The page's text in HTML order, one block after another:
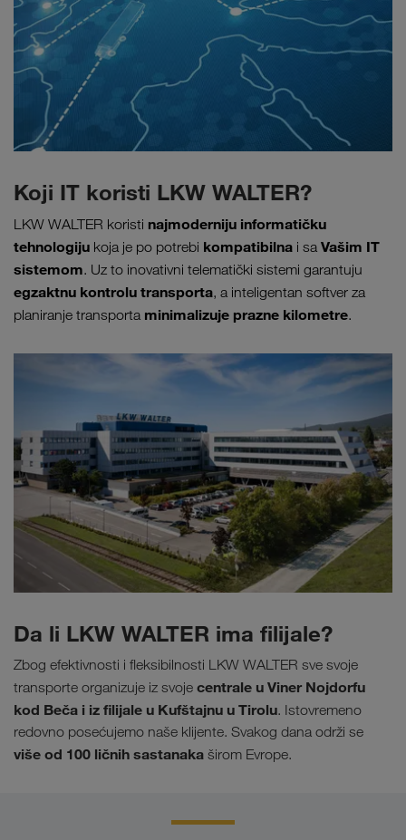
Koji IT koristi LKW WALTER?
LKW WALTER koristi najmoderniju informatičku
tehnologiju koja je po potrebi kompatibilna i sa Vašim IT
sistemom. Uz to inovativni telematički sistemi garantuju
egzaktnu kontrolu transporta, a inteligentan softver za
planiranje transporta minimalizuje prazne kilometre.
Da li LKW WALTER ima filijale?
Zbog efektivnosti i fleksibilnosti LKW WALTER sve svoje
transporte organizuje iz svoje centrale u Viner Nojdorfu
kod Beča i iz filijale u Kufštajnu u Tirolu. Istovremeno
redovno posećujemo naše klijente. Svakog dana održi se
više od 100 ličnih sastanaka širom Evrope.